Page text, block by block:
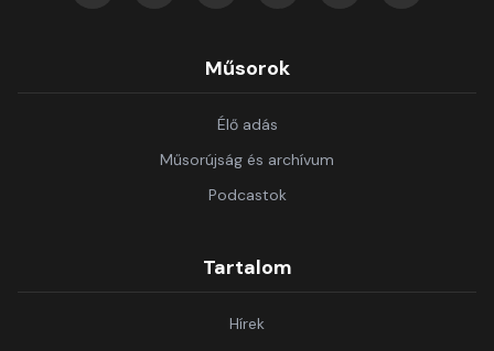
Műsorok
Élő adás
Műsorújság és archívum
Podcastok
Tartalom
Hírek